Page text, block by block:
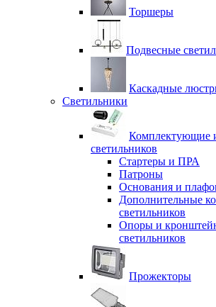
Торшеры
Подвесные
Каскадные
Светильники
Комплектующие
светильников
Стартеры и ПРА
Патроны
Основания и
Дополнительные
светильников
Опоры и
светильников
Прожекторы